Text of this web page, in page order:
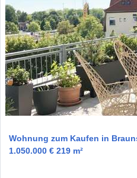
Wohnung zum Kaufen in
1.050.000 € 219 m²